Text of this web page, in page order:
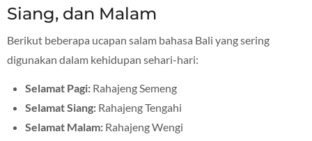
Siang, dan Malam
Berikut beberapa ucapan salam bahasa Bali yang sering
digunakan dalam kehidupan sehari-hari:
Selamat Pagi: Rahajeng Semeng
Selamat Siang: Rahajeng Tengahi
Selamat Malam: Rahajeng Wengi